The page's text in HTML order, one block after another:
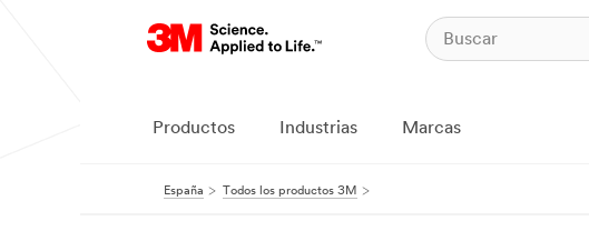
Productos Industrias Marcas
España Todos los productos 3M